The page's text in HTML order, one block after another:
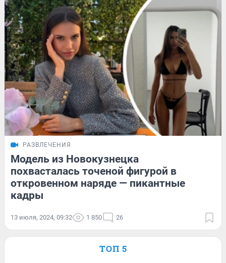
РАЗВЛЕЧЕНИЯ
Модель из Новокузнецка
похвасталась точеной фигурой в
откровенном наряде — пикантные
кадры
13 июля, 2024, 09:32 1 850 26
ТОП 5